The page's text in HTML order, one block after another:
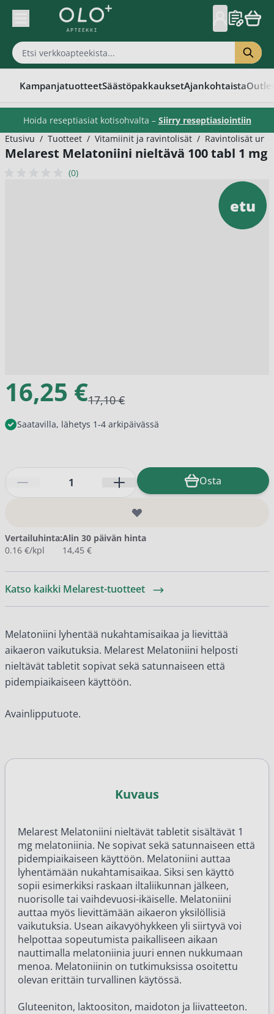
Skip to Content
KampanjatuotteetSäästöpakkauksetAjankohtaista
Hoida reseptiasiat kotisohvalta – Siirry reseptiasiointiin
Etusivu / Tuotteet / Vitamiinit ja ravintolisät / Ravintolisät
Melarest Melatoniini nieltävä 100 tabl 1 mg
(0)
etu
16,25 €17,10 €
Saatavilla, lähetys 1-4 arkipäivässä
Osta
Vertailuhinta:
0.16 €/kpl
Alin 30 päivän hinta
14,45 €
Katso kaikki Melarest-tuotteet
Melatoniini lyhentää nukahtamisaikaa ja lievittää
aikaeron vaikutuksia. Melarest Melatoniini helposti
nieltävät tabletit sopivat sekä satunnaiseen että
pidempiaikaiseen käyttöön.
Avainlipputuote.
Kuvaus
Melarest Melatoniini nieltävät tabletit sisältävät 1
mg melatoniinia. Ne sopivat sekä satunnaiseen että
pidempiaikaiseen käyttöön. Melatoniini auttaa
lyhentämään nukahtamisaikaa. Siksi sen käyttö
sopii esimerkiksi raskaan iltaliikunnan jälkeen,
nuorisolle tai vaihdevuosi-ikäiselle. Melatoniini
auttaa myös lievittämään aikaeron yksilöllisiä
vaikutuksia. Usean aikavyöhykkeen yli siirtyvä voi
helpottaa sopeutumista paikalliseen aikaan
nauttimalla melatoniinia juuri ennen nukkumaan
menoa. Melatoniinin on tutkimuksissa osoitettu
olevan erittäin turvallinen käytössä.
Gluteeniton, laktoositon, maidoton ja liivatteeton.